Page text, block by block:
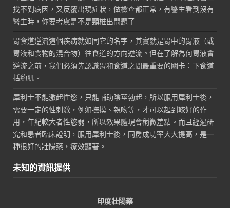
找不到病因，又反覆出現症狀，做檢查都正常，有醫生看到沒有
醫生時，你要考慮是不是頸椎出問題了
胃食道逆流這個疾病就如同它的名字，其實就是胃中的胃液（或
胃液和食物的混合物）往食道的方向逆流。但在了解為何胃液會
逆流之前，我們必須先認識胃和食道之間最重要的關卡：下食道
括約肌。
犀利士不能激起性慾，只能輔助陰莖勃起，所以服用犀利士後，
需要一定的性刺激，例如撫摸、親吻等，才可以起到較好的作
用，年紀較大者性慾弱，所以效果體現會稍微差點。而且經過研
究和患者臨床證明，服用犀利士後，同房成功率大大提高，是一
種很好的壯陽藥，療效顯著。
未知的資訊提供
印度壯陽藥